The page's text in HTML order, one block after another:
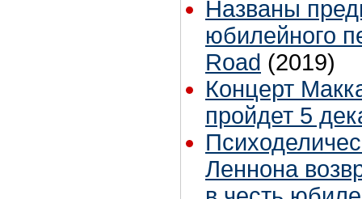
Названы
юбилейного
Road (2019)
Концерт
пройдет 5
Леннона